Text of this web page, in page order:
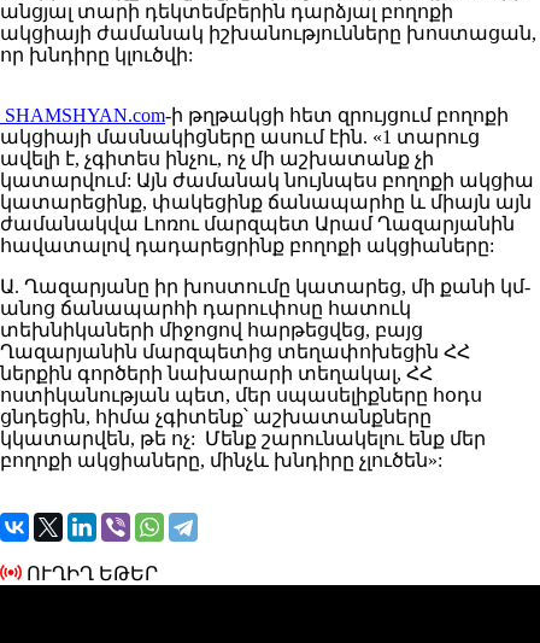
անցյալ տարի դեկտեմբերին դարձյալ բողոքի
ակցիայի ժամանակ իշխանությունները խոստացան,
որ խնդիրը կլուծվի:
SHAMSHYAN.com-ի թղթակցի հետ զրույցում բողոքի
ակցիայի մասնակիցները ասում էին. «1 տարուց
ավելի է, չգիտես ինչու, ոչ մի աշխատանք չի
կատարվում: Այն ժամանակ նույնպես բողոքի ակցիա
կատարեցինք, փակեցինք ճանապարհը և միայն այն
ժամանակվա Լոռու մարզպետ Արամ Ղազարյանին
հավատալով դադարեցրինք բողոքի ակցիաները:
Ա. Ղազարյանը իր խոստումը կատարեց, մի քանի կմ-
անոց ճանապարհի դարուփոսը հատուկ
տեխնիկաների միջոցով հարթեցվեց, բայց
Ղազարյանին մարզպետից տեղափոխեցին ՀՀ
ներքին գործերի նախարարի տեղակալ, ՀՀ
ոստիկանության պետ, մեր սպասելիքները հօդս
ցնդեցին, հիմա չգիտենք՝ աշխատանքները
կկատարվեն, թե ոչ: Մենք շարունակելու ենք մեր
բողոքի ակցիաները, մինչև խնդիրը չլուծեն»:
ՈՒՂԻՂ ԵԹԵՐ